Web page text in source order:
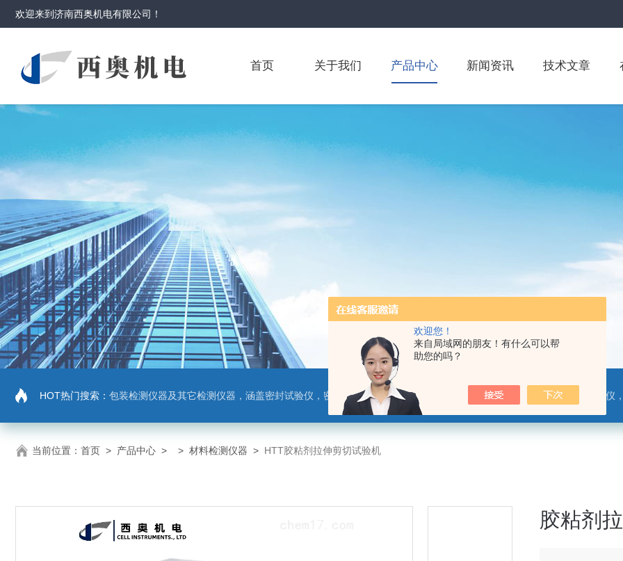
欢迎您！
来自局域网的朋友！有什么可以帮
助您的吗？
欢迎来到济南西奥机电有限公司 ！
首页 关于我们 产品中心 新闻资讯 技术文章
HOT热门搜索： 包装检测仪器及其它检测仪器，涵盖密封试验仪，密封与泄漏强度测试仪，拉力机，抗压机，热封试验仪，摩擦系数仪，剥离力测试仪，医药包装检测仪，冲击试验仪，安瓿瓶折断力测试仪，垂直度偏差测试仪，扭矩仪，手提袋疲劳度
当前位置： 首页 > 产品中心 > > 材料检测仪器 > HTT胶粘剂拉伸剪切试验机
胶粘剂